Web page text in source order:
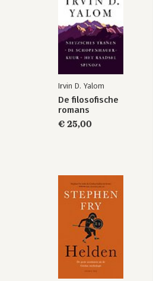
Irvin D. Yalom
De filosofische
romans
€ 25,00